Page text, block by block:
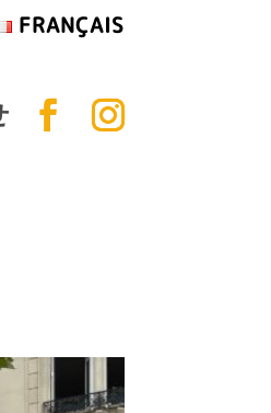
FRANÇAIS